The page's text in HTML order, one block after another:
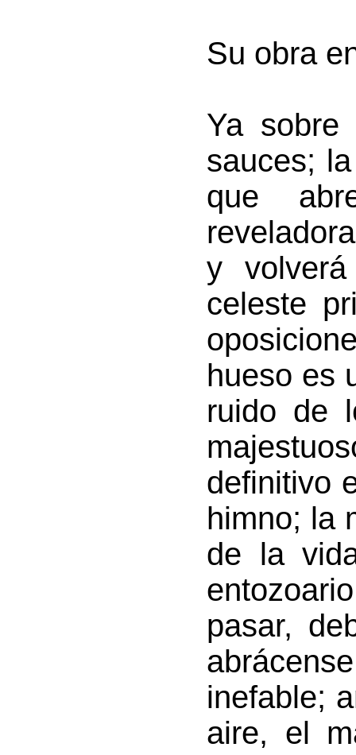
Su obra
Ya
sauces;
que
y
celeste
hueso es
ruido de
definitivo
himno; la
de la
pasar,
inefable;
aire, el